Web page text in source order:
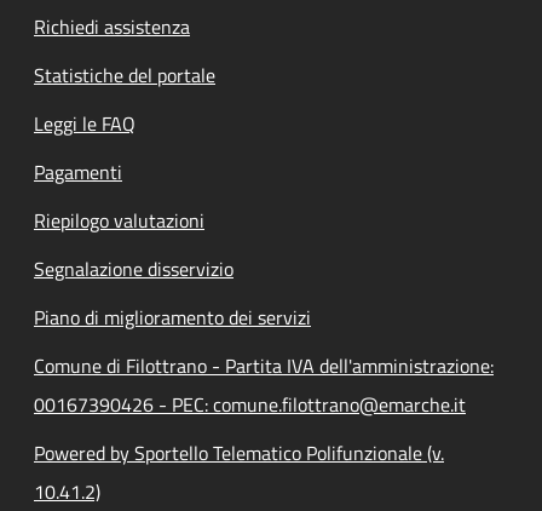
Richiedi assistenza
Statistiche del portale
Leggi le FAQ
Pagamenti
Riepilogo valutazioni
Segnalazione disservizio
Piano di miglioramento dei servizi
Comune di Filottrano - Partita IVA dell'amministrazione:
00167390426 - PEC: comune.filottrano@emarche.it
Powered by Sportello Telematico Polifunzionale (v.
10.41.2)